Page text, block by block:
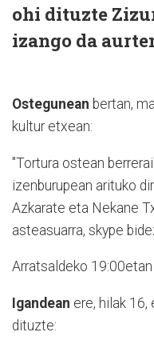
ohi dituzte
izango da
Ostegunean bertan,
kultur etxean:
"Tortura ostean
izenburupean arituko
Azkarate eta Nekane
asteasuarra, skype
Arratsaldeko
Igandean ere, hilak 16,
dituzte: